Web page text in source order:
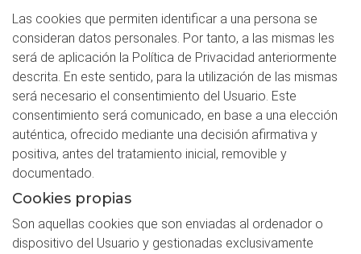
Las cookies que permiten identificar a una persona se
consideran datos personales. Por tanto, a las mismas les
será de aplicación la Política de Privacidad anteriormente
descrita. En este sentido, para la utilización de las mismas
será necesario el consentimiento del Usuario. Este
consentimiento será comunicado, en base a una elección
auténtica, ofrecido mediante una decisión afirmativa y
positiva, antes del tratamiento inicial, removible y
documentado.
Cookies propias
Son aquellas cookies que son enviadas al ordenador o
dispositivo del Usuario y gestionadas exclusivamente